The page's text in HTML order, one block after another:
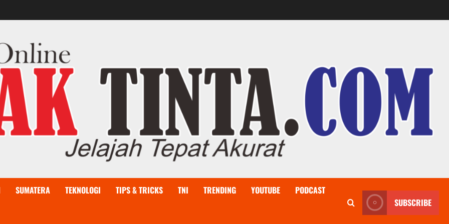
SUMATERA TEKNOLOGI TIPS & TRICKS TNI TRENDING YOUTUBE PODCAST
SUBSCRIBE